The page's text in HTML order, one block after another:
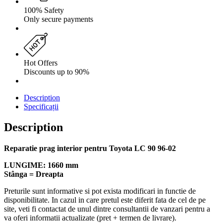
100% Safety
Only secure payments
Hot Offers
Discounts up to 90%
Description
Specificații
Description
Reparatie prag interior pentru Toyota LC 90 96-02
LUNGIME: 1660 mm
Stânga = Dreapta
Preturile sunt informative si pot exista modificari in functie de
disponibilitate. In cazul in care pretul este diferit fata de cel de pe
site, veti fi contactat de unul dintre consultantii de vanzari pentru a
va oferi informatii actualizate (pret + termen de livrare).